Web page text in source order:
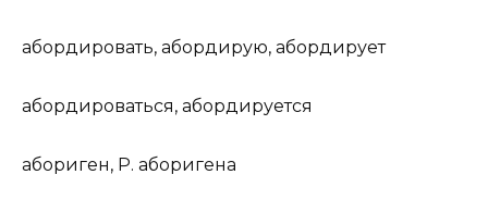
абордировать, абордирую, абордирует
абордироваться, абордируется
абориген, Р. аборигена